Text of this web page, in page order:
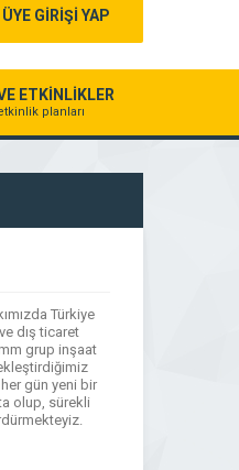
ÜYE GİRİŞİ YAP
ETKİNLİKLER
planları
Türkiye
dış ticaret
grup inşaat
gün yeni bir
olup, sürekli
imza atmaya